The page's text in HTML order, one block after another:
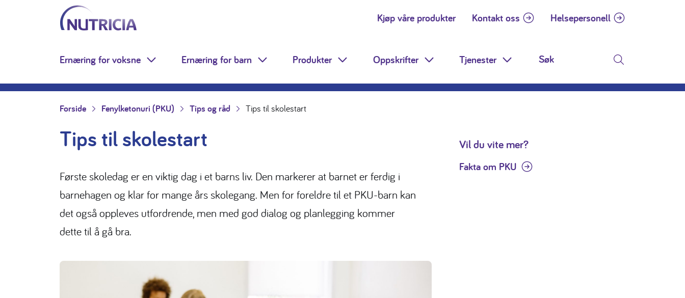
Hopp til innholdet
Nutricia.no Kjøp våre produkter Kontakt oss Helsepersonell
Ernæring for voksne Toggle Dropdown
Ernæring for barn Toggle Dropdown
Produkter Toggle Dropdown
Oppskrifter Toggle Dropdown
Tjenester Toggle Dropdown Søk
Forside Fenylketonuri (PKU) Tips og råd Tips til skolestart
Tips til skolestart
Første skoledag er en viktig dag i et barns liv. Den markerer at barnet er ferdig i
barnehagen og klar for mange års skolegang. Men for foreldre til et PKU-barn kan
det også oppleves utfordrende, men med god dialog og planlegging kommer
dette til å gå bra.
Vil du vite mer?
Fakta om PKU